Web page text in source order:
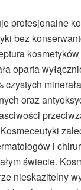
profesjonalne
bez
oparta
czystych
oraz
i
świecie.
nieskazitelny